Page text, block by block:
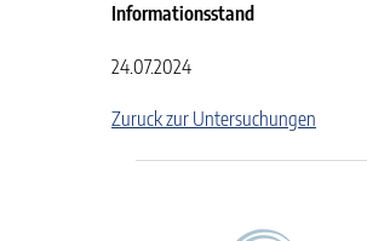
Informationsstand
24.07.2024
Zuruck zur Untersuchungen